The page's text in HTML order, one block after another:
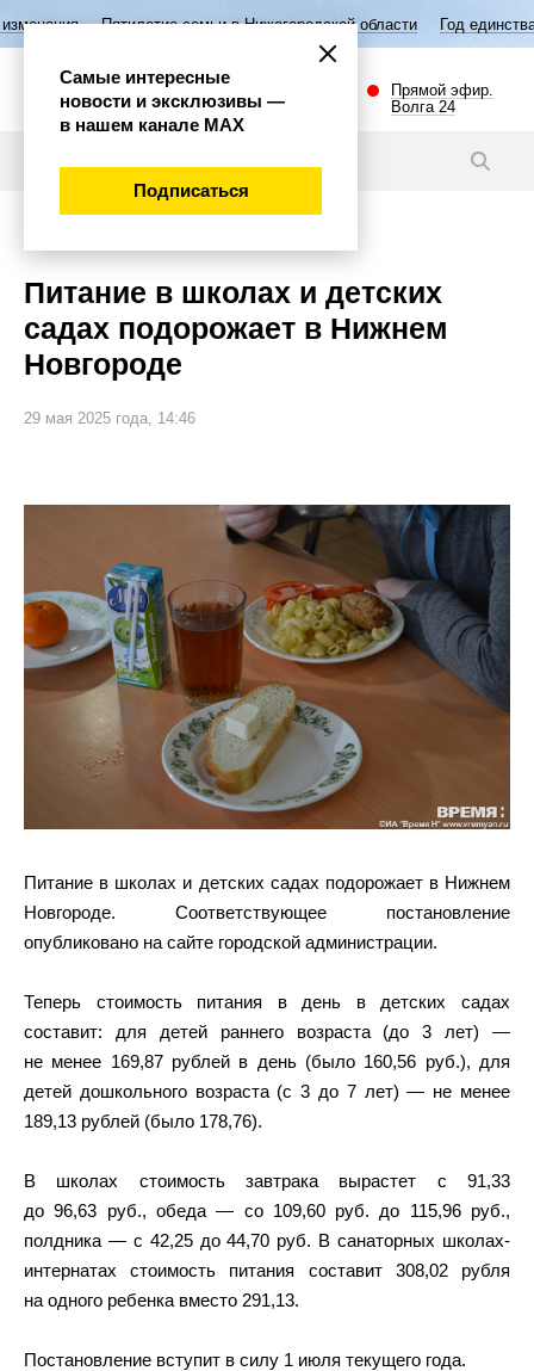
семьи в Нижегородской области Год единства народов
Прямой эфир.
Волга 24
Питание в школах и детских
садах подорожает в Нижнем
Новгороде
29 мая 2025 года, 14:46
Питание в школах и детских садах подорожает в Нижнем
Новгороде. Соответствующее постановление
опубликовано на сайте городской администрации.
Теперь стоимость питания в день в детских садах
составит: для детей раннего возраста (до 3 лет) —
не менее 169,87 рублей в день (было 160,56 руб.), для
детей дошкольного возраста (с 3 до 7 лет) — не менее
189,13 рублей (было 178,76).
В школах стоимость завтрака вырастет с 91,33
до 96,63 руб., обеда — со 109,60 руб. до 115,96 руб.,
полдника — с 42,25 до 44,70 руб. В санаторных школах-
интернатах стоимость питания составит 308,02 рубля
на одного ребенка вместо 291,13.
Постановление вступит в силу 1 июля текущего года.
Самые интересные
новости и эксклюзивы —
в нашем канале МАХ
Подписаться